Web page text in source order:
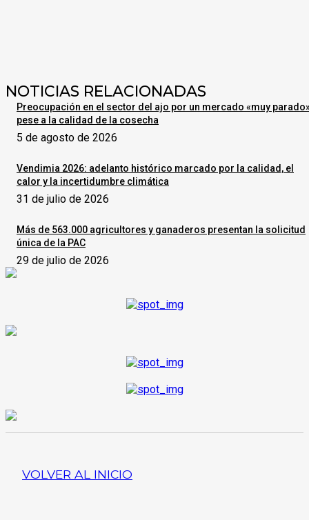
NOTICIAS RELACIONADAS
Preocupación en el sector del ajo por un mercado «muy
pese a la calidad de la cosecha
5 de agosto de 2026
Vendimia 2026: adelanto histórico marcado por la calidad, el
calor y la incertidumbre climática
31 de julio de 2026
Más de 563.000 agricultores y ganaderos presentan la solicitud
única de la PAC
29 de julio de 2026
VOLVER AL INICIO